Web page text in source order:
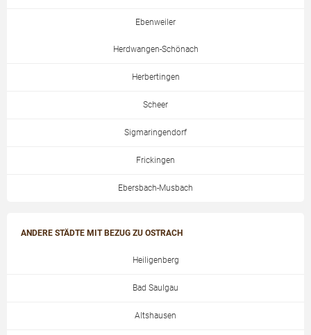
Ebenweiler
Herdwangen-Schönach
Herbertingen
Scheer
Sigmaringendorf
Frickingen
Ebersbach-Musbach
ANDERE STÄDTE MIT BEZUG ZU OSTRACH
Heiligenberg
Bad Saulgau
Altshausen